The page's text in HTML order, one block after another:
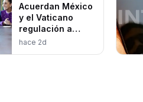
Acuerdan México
y el Vaticano
regulación a
Inteligencia
hace 2d